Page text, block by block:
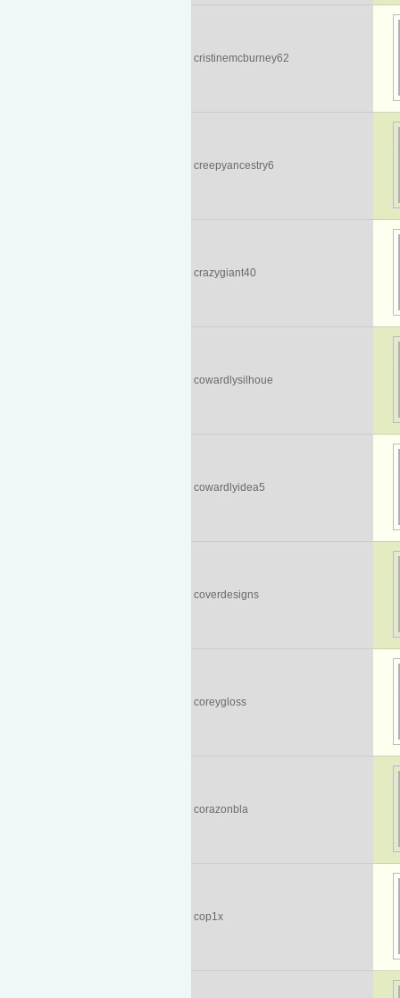
cristinemcburney62
creepyancestry6
crazygiant40
cowardlysilhoue
cowardlyidea5
coverdesigns
coreygloss
corazonbla
cop1x